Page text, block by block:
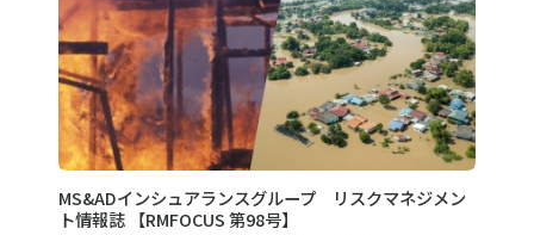
MS&ADインシュアランスグループ リスクマネジメン
ト情報誌 【RMFOCUS 第98号】